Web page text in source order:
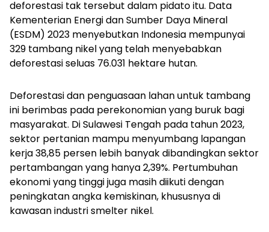
deforestasi tak tersebut dalam pidato itu. Data
Kementerian Energi dan Sumber Daya Mineral
(ESDM) 2023 menyebutkan Indonesia mempunyai
329 tambang nikel yang telah menyebabkan
deforestasi seluas 76.031 hektare hutan.
Deforestasi dan penguasaan lahan untuk tambang
ini berimbas pada perekonomian yang buruk bagi
masyarakat. Di Sulawesi Tengah pada tahun 2023,
sektor pertanian mampu menyumbang lapangan
kerja 38,85 persen lebih banyak dibandingkan sektor
pertambangan yang hanya 2,39%. Pertumbuhan
ekonomi yang tinggi juga masih diikuti dengan
peningkatan angka kemiskinan, khususnya di
kawasan industri smelter nikel.